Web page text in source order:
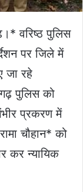
वरिष्ठ पुलिस
पर जिले में
जा रहे
पुलिस को
प्रकरण में
चौहान* को
कर न्यायिक